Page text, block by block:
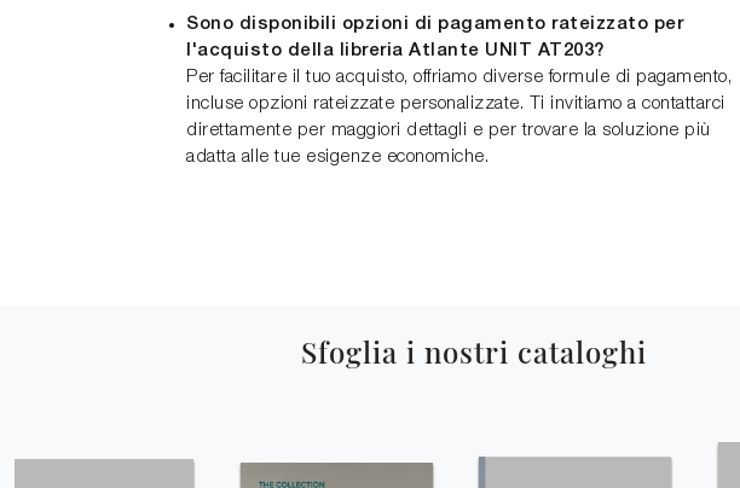
Sono disponibili opzioni di pagamento rateizzato per
l'acquisto della libreria Atlante UNIT AT203?
Per facilitare il tuo acquisto, offriamo diverse formule di pagamento,
incluse opzioni rateizzate personalizzate. Ti invitiamo a contattarci
direttamente per maggiori dettagli e per trovare la soluzione più
adatta alle tue esigenze economiche.
Sfoglia i nostri cataloghi